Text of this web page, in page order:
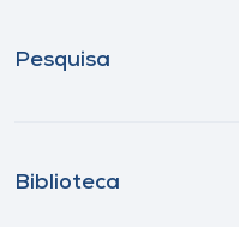
Pesquisa
Biblioteca